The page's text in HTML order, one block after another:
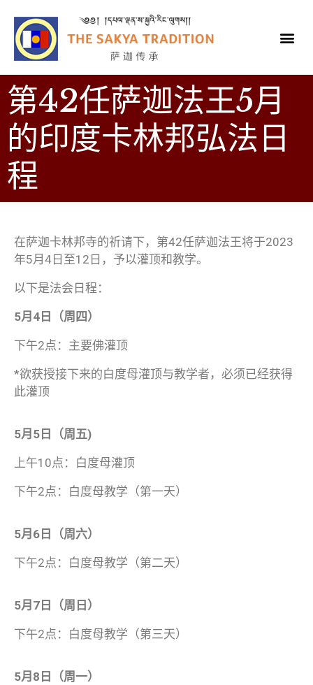
第42任萨迦法王5月
的印度卡林邦弘法日
程
在萨迦卡林邦寺的祈请下，第42任萨迦法王将于2023
年5月4日至12日，予以灌顶和教学。
以下是法会日程：
5月4日（周四）
下午2点：主要佛灌顶
*欲获授接下来的白度母灌顶与教学者，必须已经获得
此灌顶
5月5日（周五)
上午10点：白度母灌顶
下午2点：白度母教学（第一天）
5月6日（周六）
下午2点：白度母教学（第二天）
5月7日（周日）
下午2点：白度母教学（第三天）
5月8日（周一）